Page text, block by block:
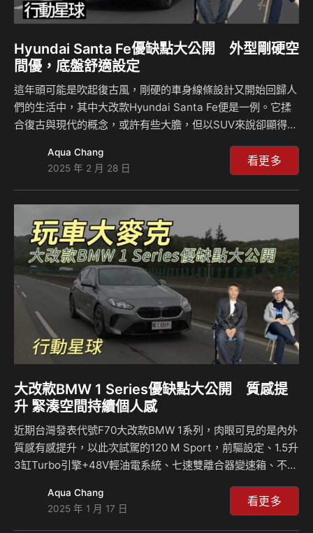
Hyundai Santa Fe優缺點大公開 外型剛硬空
間優，底盤舒適設定
這年頭可能是吹起復古風，剛硬的車身線條設計又開始回歸人
們的生活中，其中大改款Hyundai Santa Fe便是一例。它揉
合復古與現代的概念，或許有些大膽，但以SUV來說卻顯得對
不小的進步，再加上全新世代的1.6升Turbo Hybrid系統，它
開起來如何？有哪些特色？和兄弟車Kia Sorento又有哪些差
異？來聽麥克和島叔怎麼說？ 相關新聞：
Aqua Chang
2025 年 2 月 28 日
看更多
大改款BMW 1 Series優缺點大公開 質感提
升 緊湊空間持續個人感
近期台灣發表代號F70大改款BMW 1系列，肉眼可見的是內外
質感有感提升，以此次試駕的120 M Sport，前驅設定、1.5升
3缸Turbo引擎+48V輕油電系統、七速雙離合器變速箱、不突
大躍進？它開起來如何？來聽麥克和島叔怎麼說？ 相關新
Aqua Chang
2025 年 1 月 17 日
看更多